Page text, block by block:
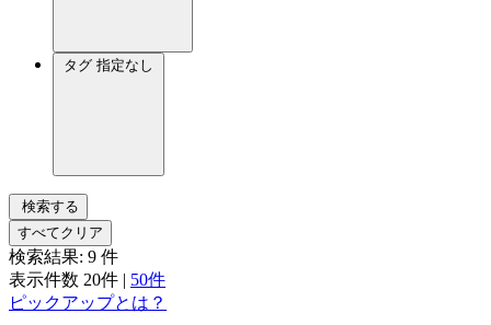
タグ 指定なし
検索する
すべてクリア
検索結果: 9 件
表示件数 20件 | 50件
ピックアップとは？